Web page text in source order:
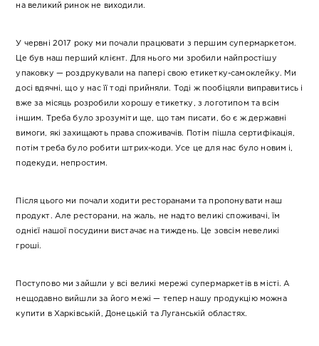
на великий ринок не виходили.
У червні 2017 року ми почали працювати з першим супермаркетом.
Це був наш перший клієнт. Для нього ми зробили найпростішу
упаковку — роздрукували на папері свою етикетку-самоклейку. Ми
досі вдячні, що у нас її тоді прийняли. Тоді ж пообіцяли виправитись і
вже за місяць розробили хорошу етикетку, з логотипом та всім
іншим. Треба було зрозуміти ще, що там писати, бо є ж державні
вимоги, які захищають права споживачів. Потім пішла сертифікація,
потім треба було робити штрих-коди. Усе це для нас було новим і,
подекуди, непростим.
Після цього ми почали ходити ресторанами та пропонувати наш
продукт. Але ресторани, на жаль, не надто великі споживачі, їм
однієї нашої посудини вистачає на тиждень. Це зовсім невеликі
гроші.
Поступово ми зайшли у всі великі мережі супермаркетів в місті. А
нещодавно вийшли за його межі — тепер нашу продукцію можна
купити в Харківській, Донецькій та Луганській областях.